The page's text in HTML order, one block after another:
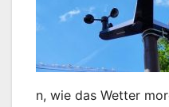
n, wie das Wetter